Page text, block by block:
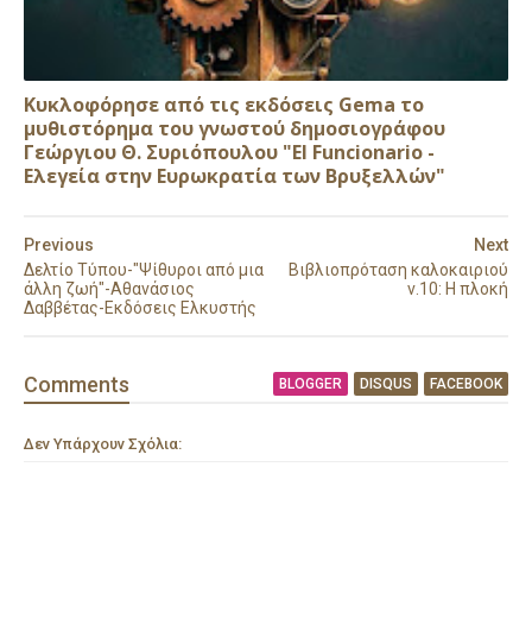
Κυκλοφόρησε από τις εκδόσεις Gema το
μυθιστόρημα του γνωστού δημοσιογράφου
Γεώργιου Θ. Συριόπουλου "El Funcionario -
Ελεγεία στην Ευρωκρατία των Βρυξελλών"
Next
Βιβλιοπρόταση καλοκαιριού
ν.10: Η πλοκή
Previous
Δελτίο Τύπου-"Ψίθυροι από μια
άλλη ζωή"-Αθανάσιος
Δαββέτας-Εκδόσεις Ελκυστής
Comments BLOGGER DISQUS FACEBOOK
Δεν Υπάρχουν Σχόλια: